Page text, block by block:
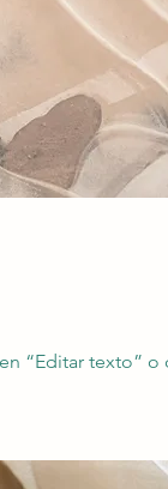
“Editar texto”